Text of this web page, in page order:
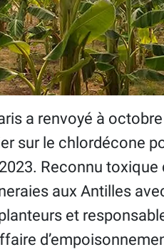
a renvoyé à
sur le chlordécone
Reconnu toxique
aux Antilles
et